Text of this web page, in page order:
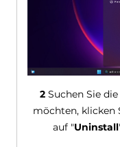
2Suchen Sie
möchten, klicken
auf "Uninstall